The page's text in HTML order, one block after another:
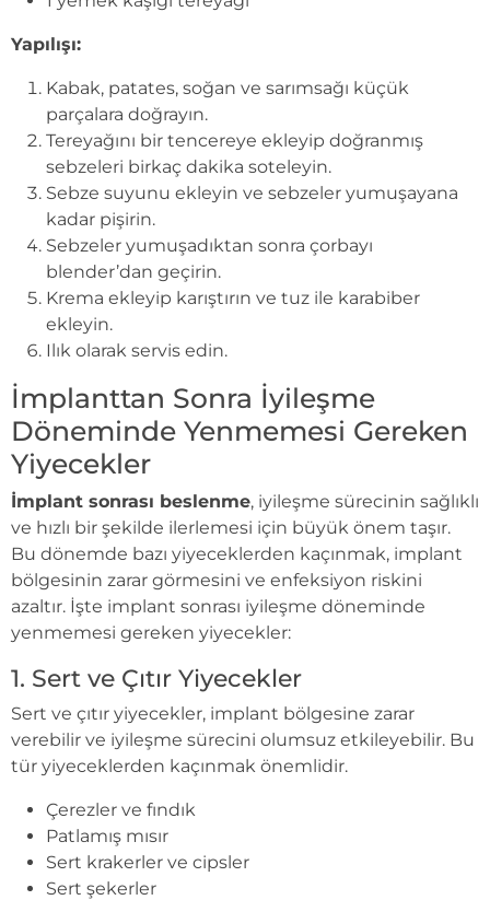
Yapılışı:
Kabak, patates, soğan ve sarımsağı küçük
parçalara doğrayın.
Tereyağını bir tencereye ekleyip doğranmış
sebzeleri birkaç dakika soteleyin.
Sebze suyunu ekleyin ve sebzeler yumuşayana
kadar pişirin.
Sebzeler yumuşadıktan sonra çorbayı
blender’dan geçirin.
Krema ekleyip karıştırın ve tuz ile karabiber
ekleyin.
Ilık olarak servis edin.
İmplanttan Sonra İyileşme
Döneminde Yenmemesi Gereken
Yiyecekler
İmplant sonrası beslenme, iyileşme sürecinin sağlıklı
ve hızlı bir şekilde ilerlemesi için büyük önem taşır.
Bu dönemde bazı yiyeceklerden kaçınmak, implant
bölgesinin zarar görmesini ve enfeksiyon riskini
azaltır. İşte implant sonrası iyileşme döneminde
yenmemesi gereken yiyecekler:
1. Sert ve Çıtır Yiyecekler
Sert ve çıtır yiyecekler, implant bölgesine zarar
verebilir ve iyileşme sürecini olumsuz etkileyebilir. Bu
tür yiyeceklerden kaçınmak önemlidir.
Çerezler ve fındık
Patlamış mısır
Sert krakerler ve cipsler
Sert şekerler